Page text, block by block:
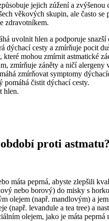
jejich zúžení a
věkových skupin, ale často
zdravotníkem.
uvolnit hlen a podporuje snazší
dýchací cesty a zmírňuje pocit
mohou zmírnit astmatické
zmírňuje záněty a ničí alergeny
zmírňovat symptomy
pomáhá čistit dýchací cesty.
hlen.
proti astmatu?
máta peprná, abyste zlepšili
nebo borový) do misky s
olejem (např. mandlovým) a
(např. levandule a tea tree) a
olejem, jako je máta